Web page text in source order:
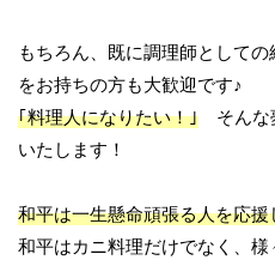
もちろん、既に調理師として
をお持ちの方も大歓迎です♪
｢料理人になりたい！｣ そんな
いたします！
和平は一生懸命頑張る人を応援
和平はカニ料理だけでなく、